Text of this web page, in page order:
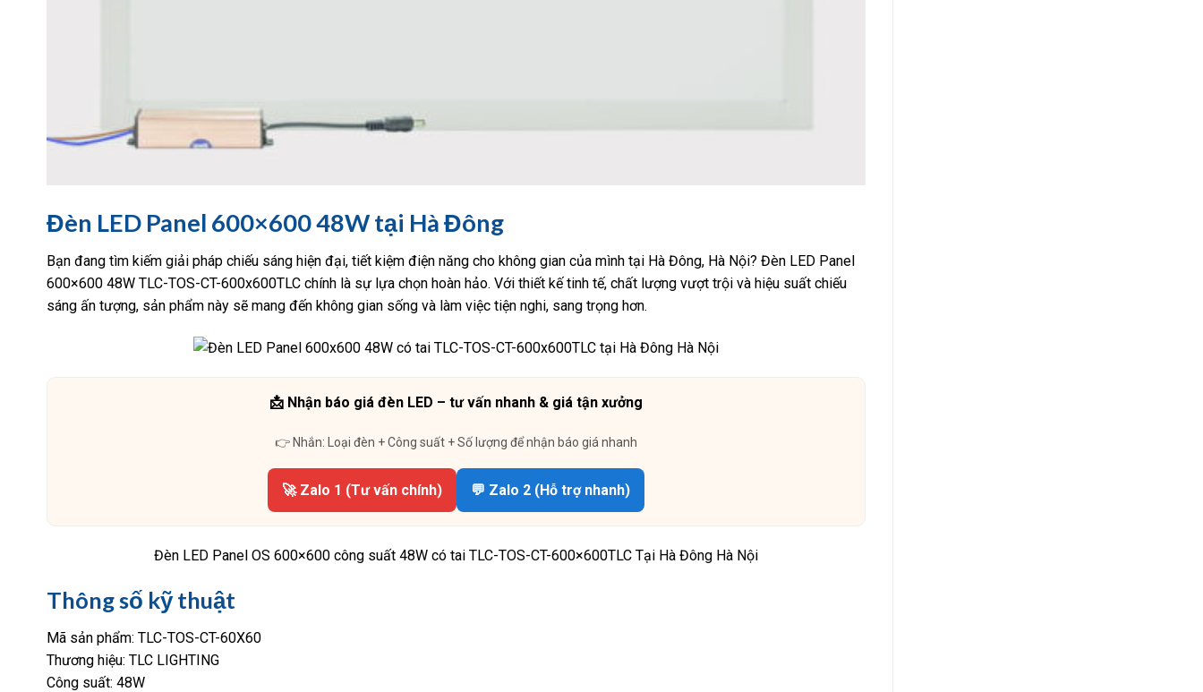
Đèn LED Panel 600×600 48W tại Hà Đông
Bạn đang tìm kiếm giải pháp chiếu sáng hiện đại, tiết kiệm điện năng cho không gian của mình tại Hà Đông, Hà Nội? Đèn LED Panel
600×600 48W TLC-TOS-CT-600x600TLC chính là sự lựa chọn hoàn hảo. Với thiết kế tinh tế, chất lượng vượt trội và hiệu suất chiếu
sáng ấn tượng, sản phẩm này sẽ mang đến không gian sống và làm việc tiện nghi, sang trọng hơn.
📩 Nhận báo giá đèn LED – tư vấn nhanh & giá tận xưởng
👉 Nhắn: Loại đèn + Công suất + Số lượng để nhận báo giá nhanh
🚀 Zalo 1 (Tư vấn chính) 💬 Zalo 2 (Hỗ trợ nhanh)
Đèn LED Panel OS 600×600 công suất 48W có tai TLC-TOS-CT-600×600TLC Tại Hà Đông Hà Nội
Thông số kỹ thuật
Mã sản phẩm: TLC-TOS-CT-60X60
Thương hiệu: TLC LIGHTING
Công suất: 48W